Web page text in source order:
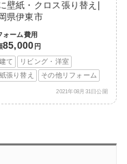
壁紙・クロス張り替え|
県伊東市
ォーム費用
85,000 円
て
リビング・洋室
張り替え
その他リフォーム
2021年08月31日公開